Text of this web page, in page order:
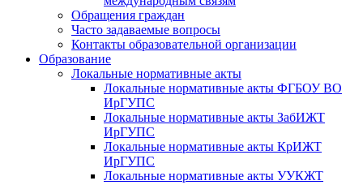
Обращения граждан
Часто задаваемые вопросы
Контакты образовательной организации
Образование
Локальные нормативные акты
Локальные нормативные акты ФГБОУ ВО
ИрГУПС
Локальные нормативные акты ЗабИЖТ
ИрГУПС
Локальные нормативные акты КрИЖТ
ИрГУПС
Локальные нормативные акты УУКЖТ